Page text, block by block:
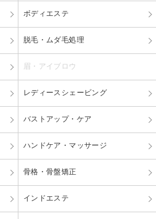
ボディエステ
脱毛・ムダ毛処理
眉・アイブロウ
レディースシェービング
バストアップ・ケア
ハンドケア・マッサージ
骨格・骨盤矯正
インドエステ